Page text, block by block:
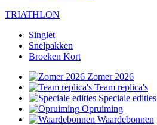
TRIATHLON
Singlet
Snelpakken
Broeken Kort
Zomer 2026
Team replica's
Speciale edities
Opruiming
Waardebonnen